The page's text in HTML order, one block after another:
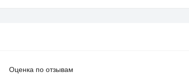
Оценка по отзывам